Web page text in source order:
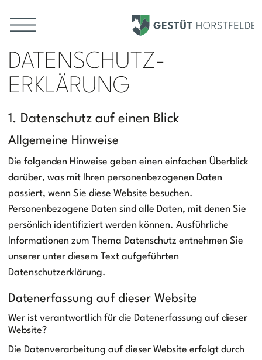
Direkt zum Inhalt
DATENSCHUTZ
Seitenabschnitte
DATENSCHUTZ­
ERKLÄRUNG
1. Datenschutz auf einen Blick
Allgemeine Hinweise
Die folgenden Hinweise geben einen einfachen Überblick
darüber, was mit Ihren personenbezogenen Daten
passiert, wenn Sie diese Website besuchen.
Personenbezogene Daten sind alle Daten, mit denen Sie
persönlich identifiziert werden können. Ausführliche
Informationen zum Thema Datenschutz entnehmen Sie
unserer unter diesem Text aufgeführten
Datenschutzerklärung.
Datenerfassung auf dieser Website
Wer ist verantwortlich für die Datenerfassung auf dieser
Website?
Die Datenverarbeitung auf dieser Website erfolgt durch